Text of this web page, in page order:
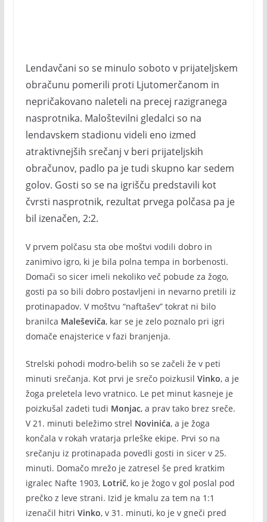
Lendavčani so se minulo soboto v prijateljskem
obračunu pomerili proti Ljutomerčanom in
nepričakovano naleteli na precej razigranega
nasprotnika. Maloštevilni gledalci so na
lendavskem stadionu videli eno izmed
atraktivnejših srečanj v beri prijateljskih
obračunov, padlo pa je tudi skupno kar sedem
golov. Gosti so se na igrišču predstavili kot
čvrsti nasprotnik, rezultat prvega polčasa pa je
bil izenačen, 2:2.
V prvem polčasu sta obe moštvi vodili dobro in
zanimivo igro, ki je bila polna tempa in borbenosti.
Domači so sicer imeli nekoliko več pobude za žogo,
gosti pa so bili dobro postavljeni in nevarno pretili iz
protinapadov. V moštvu “naftašev” tokrat ni bilo
branilca Maleševiča, kar se je zelo poznalo pri igri
domače enajsterice v fazi branjenja.
Strelski pohodi modro-belih so se začeli že v peti
minuti srečanja. Kot prvi je srečo poizkusil Vinko, a je
žoga preletela levo vratnico. Le pet minut kasneje je
poizkušal zadeti tudi Monjac, a prav tako brez sreče.
V 21. minuti beležimo strel Novinića, a je žoga
končala v rokah vratarja prleške ekipe. Prvi so na
srečanju iz protinapada povedli gosti in sicer v 25.
minuti. Domačo mrežo je zatresel še pred kratkim
igralec Nafte 1903, Lotrič, ko je žogo v gol poslal pod
prečko z leve strani. Izid je kmalu za tem na 1:1
izenačil hitri Vinko, v 31. minuti, ko je v gneči pred